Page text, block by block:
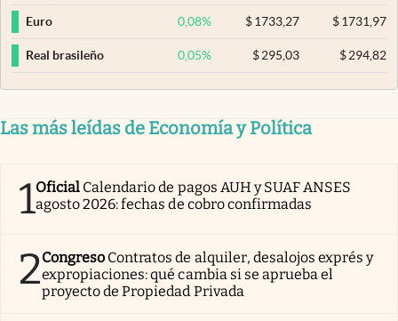
Euro 0,08% $ 1733,27 $1731,97
Real brasileño 0,05% $ 295,03 $294,82
Las más leídas de Economía y Política
1Oficial Calendario de pagos AUH y SUAF ANSES
agosto 2026: fechas de cobro confirmadas
2Congreso Contratos de alquiler, desalojos exprés y
expropiaciones: qué cambia si se aprueba el
proyecto de Propiedad Privada